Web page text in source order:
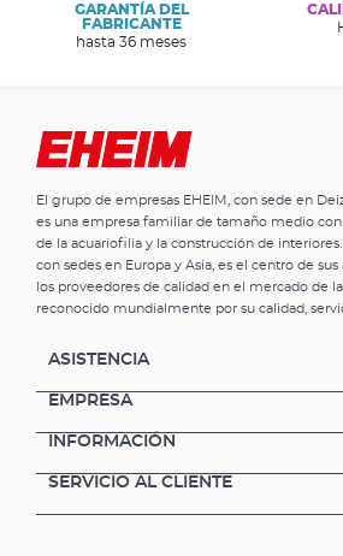
GARANTÍA DEL
FABRICANTE
hasta 36 meses
El grupo de empresas EHEIM, con sede en
es una empresa familiar de tamaño medio
de la acuariofilia y la construcción de
con sedes en Europa y Asia, es el centro de sus
los proveedores de calidad en el mercado de
reconocido mundialmente por su calidad,
ASISTENCIA
EMPRESA
INFORMACIÓN
SERVICIO AL CLIENTE